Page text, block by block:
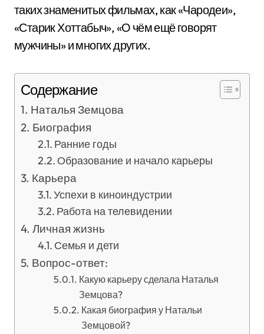
таких знаменитых фильмах, как «Чародеи»,
«Старик Хоттабыч», «О чём ещё говорят
мужчины» и многих других.
Содержание
Наталья Земцова
Биография
Ранние годы
Образование и начало карьеры
Карьера
Успехи в киноиндустрии
Работа на телевидении
Личная жизнь
Семья и дети
Вопрос-ответ:
Какую карьеру сделала Наталья
Земцова?
Какая биография у Натальи
Земцовой?